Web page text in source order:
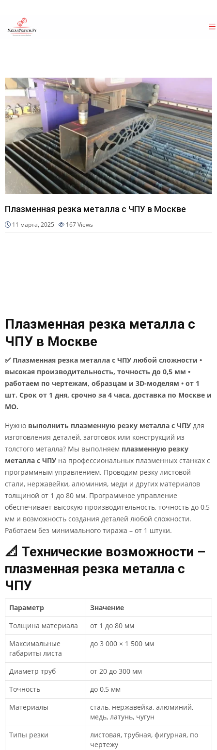
Плазменная резка металла с ЧПУ в Москве
11 марта, 2025 167Views
Плазменная резка металла с
ЧПУ в Москве
✅ Плазменная резка металла с ЧПУ любой сложности •
высокая производительность, точность до 0,5 мм •
работаем по чертежам, образцам и 3D-моделям • от 1
шт. Срок от 1 дня, срочно за 4 часа, доставка по Москве и
МО.
Нужно выполнить плазменную резку металла с ЧПУ для
изготовления деталей, заготовок или конструкций из
толстого металла? Мы выполняем плазменную резку
металла с ЧПУ на профессиональных плазменных станках с
программным управлением. Проводим резку листовой
стали, нержавейки, алюминия, меди и других материалов
толщиной от 1 до 80 мм. Программное управление
обеспечивает высокую производительность, точность до 0,5
мм и возможность создания деталей любой сложности.
Работаем без минимального тиража – от 1 штуки.
📐 Технические возможности –
плазменная резка металла с
ЧПУ
Параметр
Значение
Толщина материала
от 1 до 80 мм
Максимальные
габариты листа
до 3 000 × 1 500 мм
Диаметр труб
от 20 до 300 мм
Точность
до 0,5 мм
Материалы
сталь, нержавейка, алюминий,
медь, латунь, чугун
Типы резки
листовая, трубная, фигурная, по
чертежу